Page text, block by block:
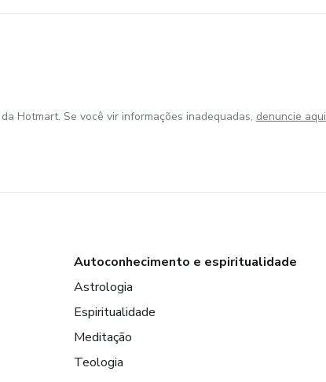
Hotmart. Se você vir informações inadequadas, denuncie aqui
Autoconhecimento e espiritualidade
Astrologia
Espiritualidade
Meditação
Teologia